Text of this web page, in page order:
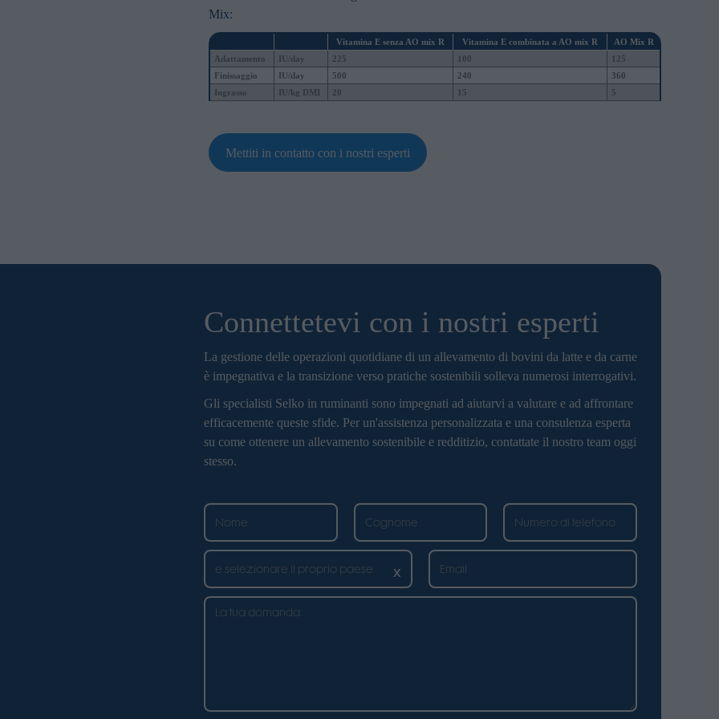
order to make advertising relevant to you. The legal ground for
data based on marketing cookies is your consent.
Mix:
Vitamina E senza AO mix R Vitamina E combinata a AO mix R
AO Mix R
Adattamento
IU/day 225 100
125
Finissaggio
IU/day 500 240
360
Ingrasso
IU/kg DMI 20 15 5
Mettiti in contatto con i nostri esperti
Connettetevi con i nostri esperti
La gestione delle operazioni quotidiane di un allevamento di bovini da latte e da carne
è impegnativa e la transizione verso pratiche sostenibili solleva numerosi interrogativi.
Gli specialisti Selko in ruminanti sono impegnati ad aiutarvi a valutare e ad affrontare
efficacemente queste sfide. Per un'assistenza personalizzata e una consulenza esperta
su come ottenere un allevamento sostenibile e redditizio, contattate il nostro team oggi
stesso.
x